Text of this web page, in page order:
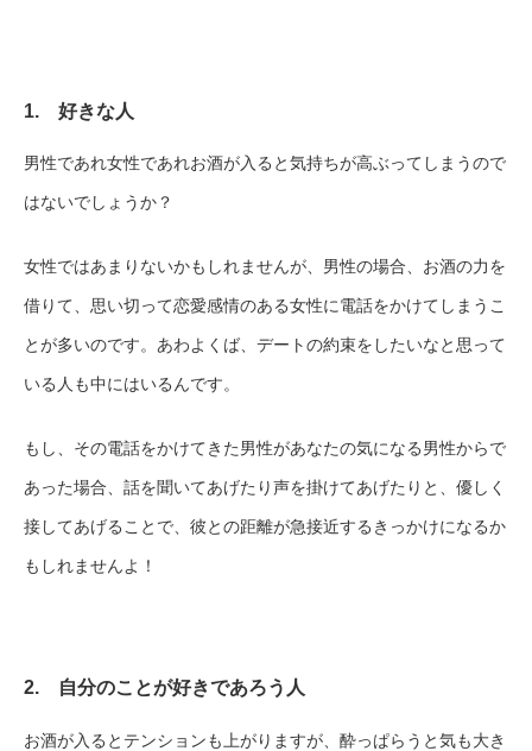
1. 好きな人
男性であれ女性であれお酒が入ると気持ちが高ぶってしまうので
はないでしょうか？
女性ではあまりないかもしれませんが、男性の場合、お酒の力を
借りて、思い切って恋愛感情のある女性に電話をかけてしまうこ
とが多いのです。あわよくば、デートの約束をしたいなと思って
いる人も中にはいるんです。
もし、その電話をかけてきた男性があなたの気になる男性からで
あった場合、話を聞いてあげたり声を掛けてあげたりと、優しく
接してあげることで、彼との距離が急接近するきっかけになるか
もしれませんよ！
2. 自分のことが好きであろう人
お酒が入るとテンションも上がりますが、酔っぱらうと気も大き